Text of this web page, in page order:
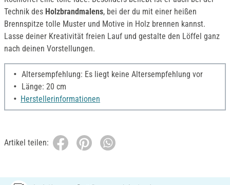
Technik des Holzbrandmalens, bei der du mit einer heißen
Brennspitze tolle Muster und Motive in Holz brennen kannst.
Lasse deiner Kreativität freien Lauf und gestalte den Löffel ganz
nach deinen Vorstellungen.
Altersempfehlung: Es liegt keine Altersempfehlung vor
Länge: 20 cm
Herstellerinformationen
Artikel teilen: